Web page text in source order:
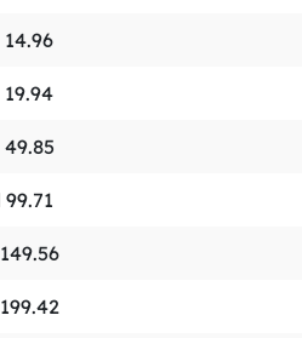
14.96
19.94
49.85
99.71
149.56
199.42